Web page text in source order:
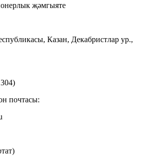
җәмгыяте
Казан, Декабристлар ур.,
почтасы: